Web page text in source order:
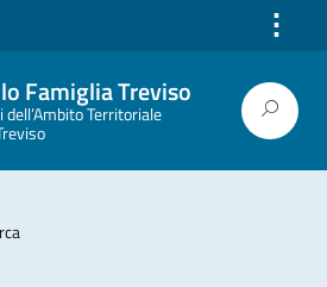
⋮
Famiglia Treviso
dell’Ambito Territoriale